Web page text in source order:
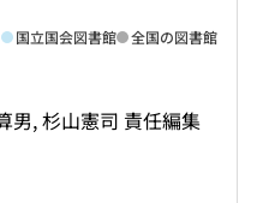
男, 杉山憲司 責任編集
国立国会図書館 全国の図書館